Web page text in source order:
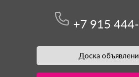
+7 915
Доска